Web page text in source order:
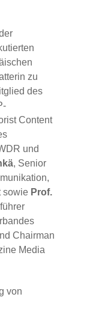
zu
des
Content
und
, Senior
sowie Prof.
Chairman
Media
von